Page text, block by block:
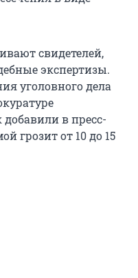
свидетелей,
экспертизы.
уголовного дела
в пресс-
грозит от 10 до 15